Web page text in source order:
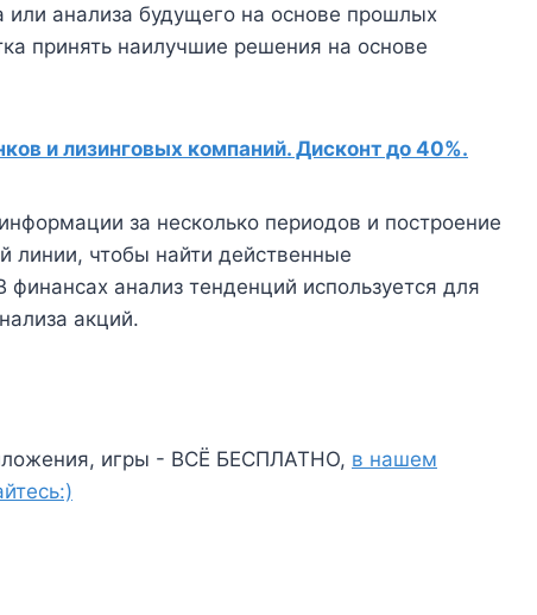
или анализа будущего на основе прошлых
принять наилучшие решения на основе
и лизинговых компаний. Дисконт до 40%.
за несколько периодов и построение
линии, чтобы найти действенные
анализ тенденций используется для
акций.
игры - ВСЁ БЕСПЛАТНО, в нашем